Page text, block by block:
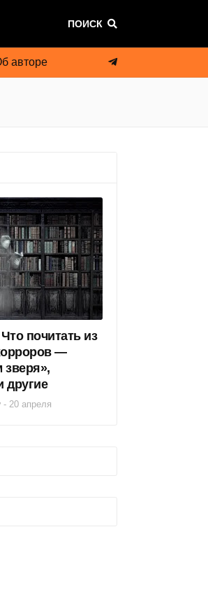
ПОИСК
авторе
почитать из
—
зверя»,
другие
- 20 апреля